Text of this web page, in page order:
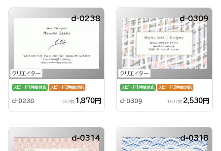
クリエイター
d-0238
スピード1時間対応 スピード3時間対応
d-0238 100枚 1,870円
クリエイター
d-0309
スピード1時間対応 スピード3時間対応
d-0309 100枚 2,530円
d-0314 d-0318